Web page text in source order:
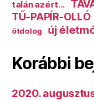
talán azért...
TŰ-PAPÍR-OLLÓ
ötdolog új
Korábbi
2020.